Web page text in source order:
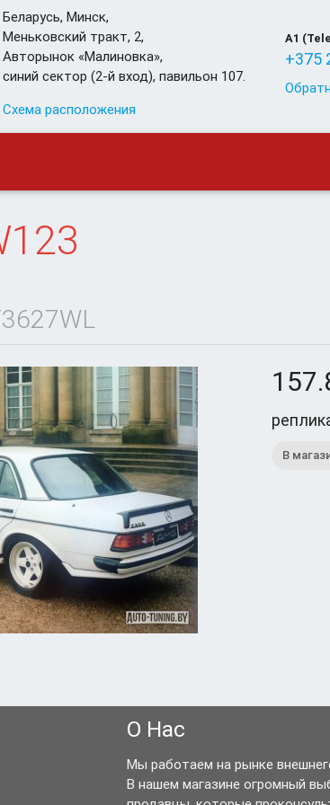
Беларусь,Минск,
Меньковский тракт, 2,
Авторынок «Малиновка»,
синий сектор (2-й вход), павильон 107.
Схема расположения
A1
+375
В
О Нас
Мы работаем на рынке
В нашем магазине огромный